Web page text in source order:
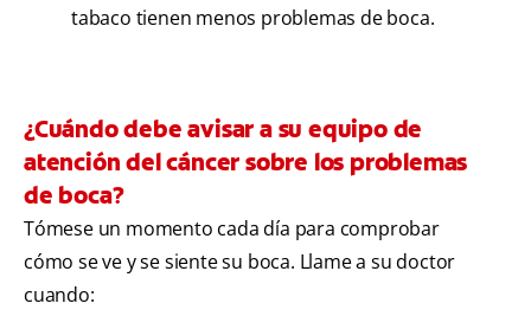
tabaco tienen menos problemas de boca.
¿Cuándo debe avisar a su equipo de
atención del cáncer sobre los problemas
de boca?
Tómese un momento cada día para comprobar
cómo se ve y se siente su boca. Llame a su doctor
cuando: